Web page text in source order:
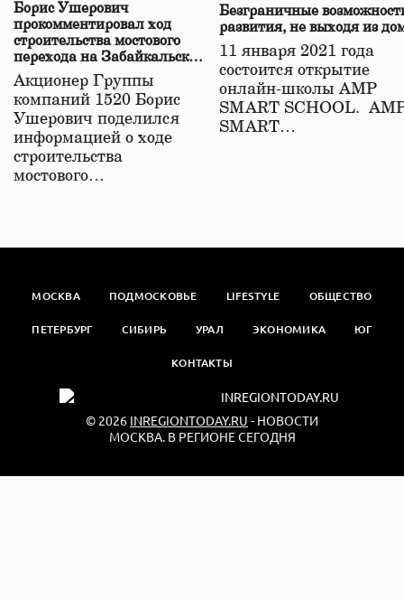
Борис Ушерович
прокомментировал ход
строительства мостового
перехода на Забайкальской
железной дороге
Акционер Группы
компаний 1520 Борис
Ушерович поделился
информацией о ходе
строительства
мостового…
Безграничные
развития, не выходя из
11 января 2021 года
состоится открытие
онлайн-школы АМР
SMART SCHOOL.
SMART…
МОСКВА ПОДМОСКОВЬЕ LIFESTYLE ОБЩЕСТВО
ПЕТЕРБУРГ СИБИРЬ УРАЛ ЭКОНОМИКА ЮГ
КОНТАКТЫ
© 2026 INREGIONTODAY.RU - НОВОСТИ
МОСКВА. В РЕГИОНЕ СЕГОДНЯ